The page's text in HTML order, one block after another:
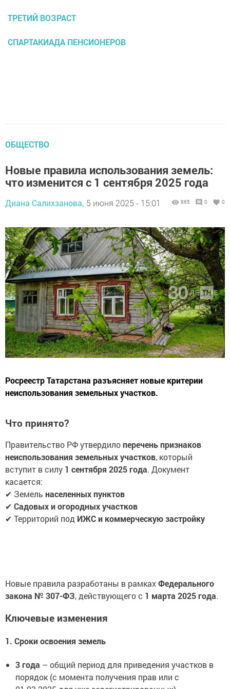
ТРЕТИЙ ВОЗРАСТ
СПАРТАКИАДА ПЕНСИОНЕРОВ
ОБЩЕСТВО
Новые правила использования земель:
что изменится с 1 сентября 2025 года
Диана Салихзанова, 5 июня 2025 - 15:01 865 0 0
Росреестр Татарстана разъясняет новые критерии
неиспользования земельных участков.
Что принято?
Правительство РФ утвердилоперечень признаков
неиспользования земельных участков, который
вступит в силу 1 сентября 2025 года. Документ
касается:
✔ Земель населенных пунктов
✔ Садовых и огородных участков
✔ Территорий под ИЖС и коммерческую застройку
Новые правила разработаны в рамкахФедерального
закона № 307-ФЗ, действующего с 1 марта 2025 года.
Ключевые изменения
1. Сроки освоения земель
3 года – общий период для приведения участков в
порядок (с момента получения прав или с